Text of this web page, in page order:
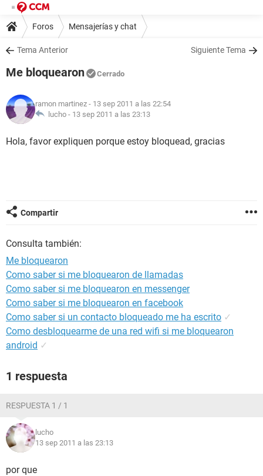
Foros Mensajerías y chat
Tema Anterior Siguiente Tema
Me bloquearon Cerrado
ramon martinez - 13 sep 2011 a las 22:54
lucho - 13 sep 2011 a las 23:13
Hola, favor expliquen porque estoy bloquead, gracias
Compartir
Consulta también:
Me bloquearon
Como saber si me bloquearon de llamadas
Como saber si me bloquearon en messenger
Como saber si me bloquearon en facebook
Como saber si un contacto bloqueado me ha escrito ✓
Como desbloquearme de una red wifi si me bloquearon
android ✓
1 respuesta
RESPUESTA 1 / 1
lucho
13 sep 2011 a las 23:13
por que